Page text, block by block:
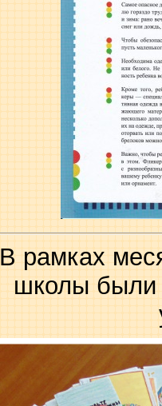
В рамках
школы были